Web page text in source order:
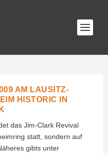
AM LAUSITZ-
HISTORIC IN
das Jim-Clark Revival
statt, sondern auf
gibts unter